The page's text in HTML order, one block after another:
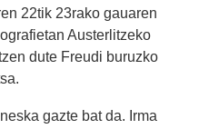
22tik 23rako gauaren
Austerlitzeko
dute Freudi buruzko
gazte bat da. Irma